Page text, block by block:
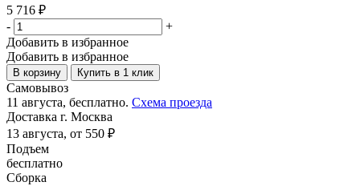
5 716 ₽
-
+
Добавить в избранное
Добавить в избранное
В корзину Купить в 1 клик
Самовывоз
11 августа, бесплатно. Схема проезда
Доставка г. Москва
13 августа, от 550 ₽
Подъем
бесплатно
Сборка